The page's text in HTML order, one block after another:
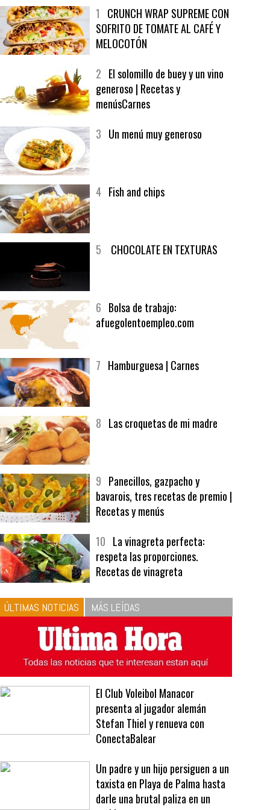
MÁS LEÍDO ÚLTIMAS PUBLICACIONES
SOFRITO DE TOMATE AL CAFÉ Y
MELOCOTÓN
generoso | Recetas y
afuegolentoempleo.com
bavarois, tres recetas de premio |
Recetas y menús
respeta las proporciones.
Recetas de vinagreta
ÚLTIMAS NOTICIAS MÁS LEÍDAS
El Club Voleibol Manacor
Stefan Thiel y renueva con
ConectaBalear